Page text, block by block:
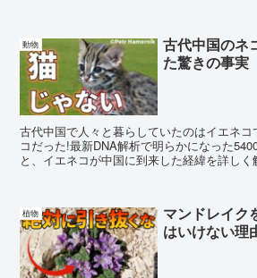
動物
古代中国のネ
た驚きの事実
古代中国で人々と暮らしていたのはイエネ
コだった!最新DNA解析で明らかになった
と、イエネコが中国に到来した経緯を詳しく
植物
マンドレイク
はいけない理